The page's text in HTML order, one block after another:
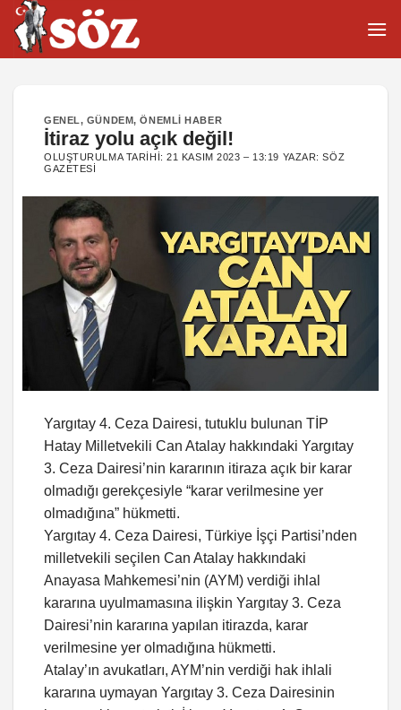
İçeriğe
atla
GENEL, GÜNDEM,ÖNEMLI HABER
İtiraz yolu açık değil!
OLUŞTURULMA TARIHI:21 KASIM 2023 – 13:19 YAZAR:SÖZ
GAZETESI
Yargıtay 4. Ceza Dairesi, tutuklu bulunan TİP
Hatay Milletvekili Can Atalay hakkındaki Yargıtay
3. Ceza Dairesi’nin kararının itiraza açık bir karar
olmadığı gerekçesiyle “karar verilmesine yer
olmadığına” hükmetti.
Yargıtay 4. Ceza Dairesi, Türkiye İşçi Partisi’nden
milletvekili seçilen Can Atalay hakkındaki
Anayasa Mahkemesi’nin (AYM) verdiği ihlal
kararına uyulmamasına ilişkin Yargıtay 3. Ceza
Dairesi’nin kararına yapılan itirazda, karar
verilmesine yer olmadığına hükmetti.
Atalay’ın avukatları, AYM’nin verdiği hak ihlali
kararına uymayan Yargıtay 3. Ceza Dairesinin